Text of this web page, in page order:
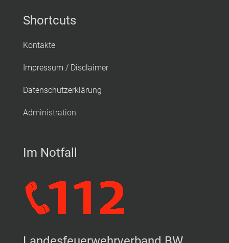
Shortcuts
Kontakte
Impressum / Disclaimer
Datenschutzerklärung
Administration
Im Notfall